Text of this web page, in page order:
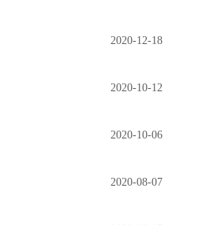
2020-12-18
2020-10-12
2020-10-06
2020-08-07